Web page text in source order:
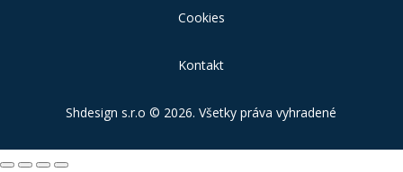
Cookies
Kontakt
Shdesign s.r.o © 2026. Všetky práva vyhradené